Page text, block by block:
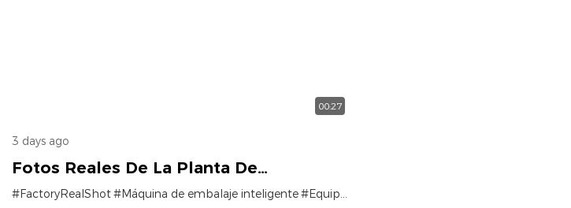
00:27
3 days ago
Fotos Reales De La Planta De
Producción: | Filas De Máquinas De
#FactoryRealShot#Máquina de embalaje inteligente#Equipos de embalaje